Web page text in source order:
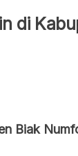
di
Biak